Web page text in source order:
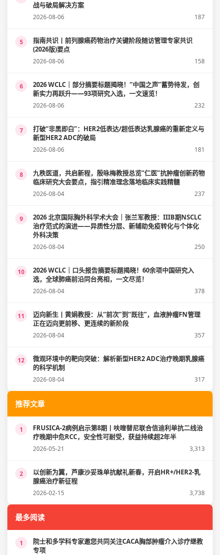
战与破局解决方案
2026-08-06 187
5
指南共识丨前列腺癌药物治疗关键阶段随访管理专家共识
(2026版)要点
2026-08-06 158
6
2026 WCLC｜部分摘要标题揭晓！“中国之声”蓄势待发，创
新实力再跃升——93项研究入选，一文速览！
2026-08-06 232
7
打破“非黑即白”：HER2低表达/超低表达乳腺癌的重新定义与
新型HER2 ADC的破局
2026-08-06 181
8
九秩医道，共启新程，殷咏梅教授总览“仁医”抗肿瘤创新药物
临床研究大会要点，指引精准理念落地临床实践精髓
2026-08-04 237
9
2026 北京国际胸外科学术大会｜张兰军教授：IIIB期NSCLC
治疗范式的演进——异质性分层、新辅助免疫转化与个体化
外科决策
2026-08-04 250
10
2026 WCLC｜口头报告摘要标题揭晓！60余项中国研究入
选，全球肺癌前沿同台亮相，一文尽览！
2026-08-04 378
11
迈向新生丨黄娟教授：从“前次”到“既往”，血液肿瘤FN管理
正在迈向更前移、更连续的新阶段
2026-08-04 357
12
微观环境中的靶向突破：解析新型HER2 ADC治疗晚期乳腺癌
的科学机制
2026-08-04 317
推荐文章
1
FRUSICA-2病例启示第8期丨呋喹替尼联合信迪利单抗二线治
疗晚期中危RCC，安全性可耐受，获益持续超2年半
2026-05-21 3,313
2
以创新为翼，芦康沙妥珠单抗献礼新春，开启HR+/HER2-乳
腺癌治疗新征程
2026-02-15 3,738
最多阅读
1
院士和多学科专家邀您共同关注CACA胸部肿瘤介入诊疗继教
专项